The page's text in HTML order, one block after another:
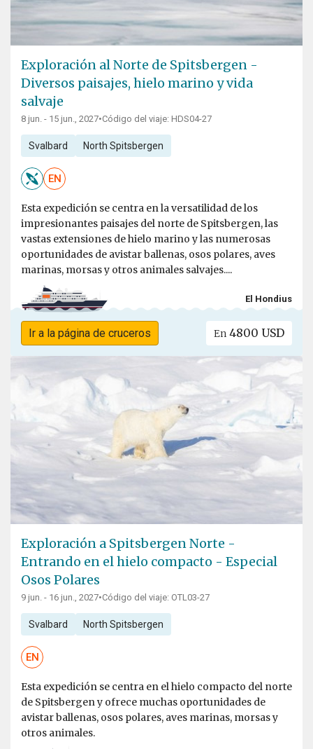
Exploración al Norte de Spitsbergen -
Diversos paisajes, hielo marino y vida
salvaje
8 jun. - 15 jun., 2027•Código del viaje: HDS04-27
Svalbard North Spitsbergen
EN
Esta expedición se centra en la versatilidad de los
impresionantes paisajes del norte de Spitsbergen, las
vastas extensiones de hielo marino y las numerosas
oportunidades de avistar ballenas, osos polares, aves
marinas, morsas y otros animales salvajes....
El Hondius
Ir a la página de cruceros En 4800 USD
Exploración a Spitsbergen Norte -
Entrando en el hielo compacto - Especial
Osos Polares
9 jun. - 16 jun., 2027•Código del viaje: OTL03-27
Svalbard North Spitsbergen
EN
Esta expedición se centra en el hielo compacto del norte
de Spitsbergen y ofrece muchas oportunidades de
avistar ballenas, osos polares, aves marinas, morsas y
otros animales.